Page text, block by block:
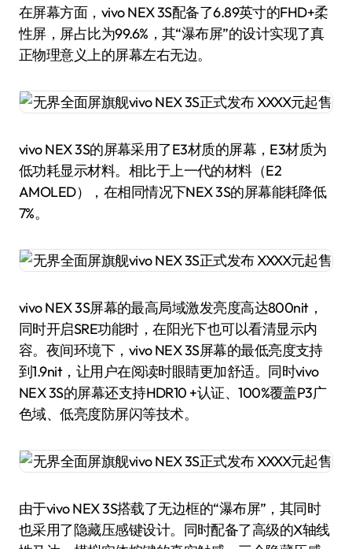
在屏幕方面，vivo NEX 3S配备了6.89英寸的FHD+柔
性屏，屏占比为99.6%，其“瀑布屏”的设计实现了真
正物理意义上的屏幕左右无边。
vivo NEX 3S的屏幕采用了E3材质的屏幕，E3材质为
低功耗显示材料。相比于上一代的材料（E2
AMOLED），在相同情况下NEX 3S的屏幕能耗降低
7%。
vivo NEX 3S屏幕的最高局域激发亮度高达800nit，
同时开启SRE功能时，在阳光下也可以看清显示内
容。夜间环境下，vivo NEX 3S屏幕的最低亮度支持
到1.9nit，让用户在阅读时眼睛更加舒适。同时vivo
NEX 3S的屏幕还支持HDR10 +认证、100%覆盖P3广
色域、低亮度防屏闪等技术。
由于vivo NEX 3S搭载了无边框的“瀑布屏”，其同时
也采用了隐藏压感键设计。同时配备了高级的X轴线